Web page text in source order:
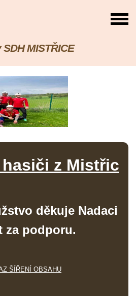
MISTŘICE
z Mistřic
děkuje Nadaci
za podporu.
ŠÍŘENÍ OBSAHU